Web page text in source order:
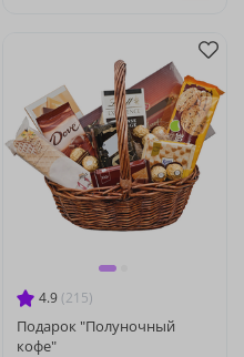
4.9 (215)
Подарок "Полуночный
кофе"